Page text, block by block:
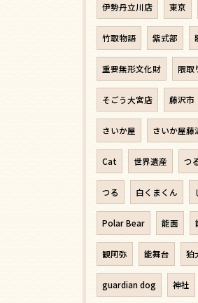
伊勢丹立川店 東京
竹取物語 紫式部
重要無形文化財 隈取
そごう大宮店 藤沢市
さいか屋 さいか屋藤
Cat 世界遺産 つ
つる 白くまくん
Polar Bear 能面
観阿弥 能舞台 狛
guardian dog 神社